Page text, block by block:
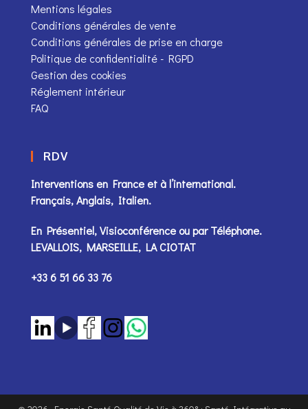
Mentions légales
Conditions générales de vente
Conditions générales de prise en charge
Politique de confidentialité - RGPD
Gestion des cookies
Réglement intérieur
FAQ
RDV
Interventions en France et à l’international.
Français, Anglais, Italien.
En Présentiel, Visioconférence ou parTéléphone.
LEVALLOIS, MARSEILLE, LA CIOTAT
+33 6 51 66 33 76